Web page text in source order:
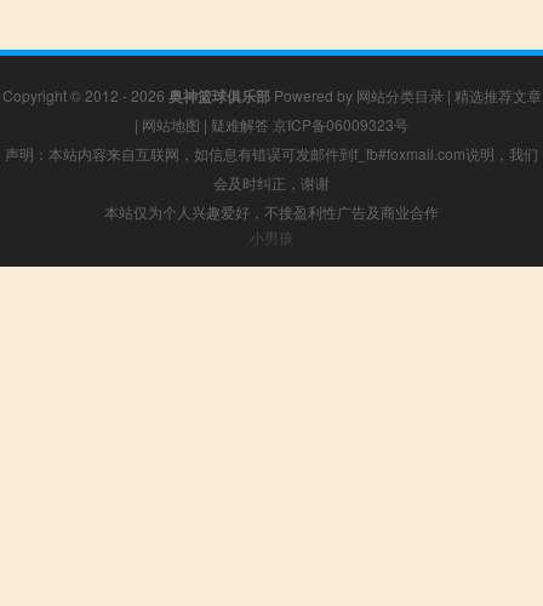
Copyright © 2012 - 2026 奥神篮球俱乐部Powered by 网站分类目录 | 精选推荐文章
| 网站地图 | 疑难解答 京ICP备06009323号
声明：本站内容来自互联网，如信息有错误可发邮件到f_fb#foxmail.com说明，我们
会及时纠正，谢谢
本站仅为个人兴趣爱好，不接盈利性广告及商业合作
小男孩